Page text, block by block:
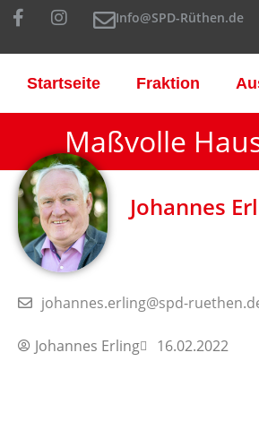
Info@SPD-Rüthen.de
Startseite Fraktion
Maßvolle
Johannes
johannes.erling@spd-
Johannes Erling 16.02.2022